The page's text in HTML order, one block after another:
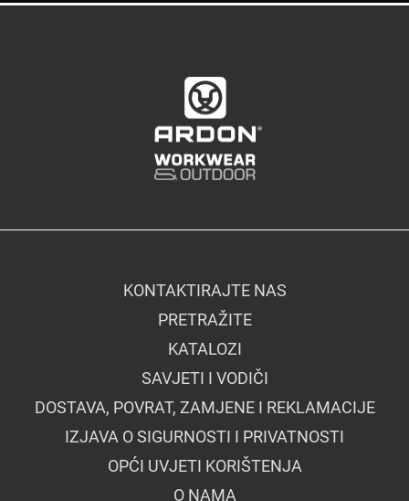
KONTAKTIRAJTE NAS
PRETRAŽITE
KATALOZI
SAVJETI I VODIČI
DOSTAVA, POVRAT, ZAMJENE I REKLAMACIJE
IZJAVA O SIGURNOSTI I PRIVATNOSTI
OPĆI UVJETI KORIŠTENJA
O NAMA